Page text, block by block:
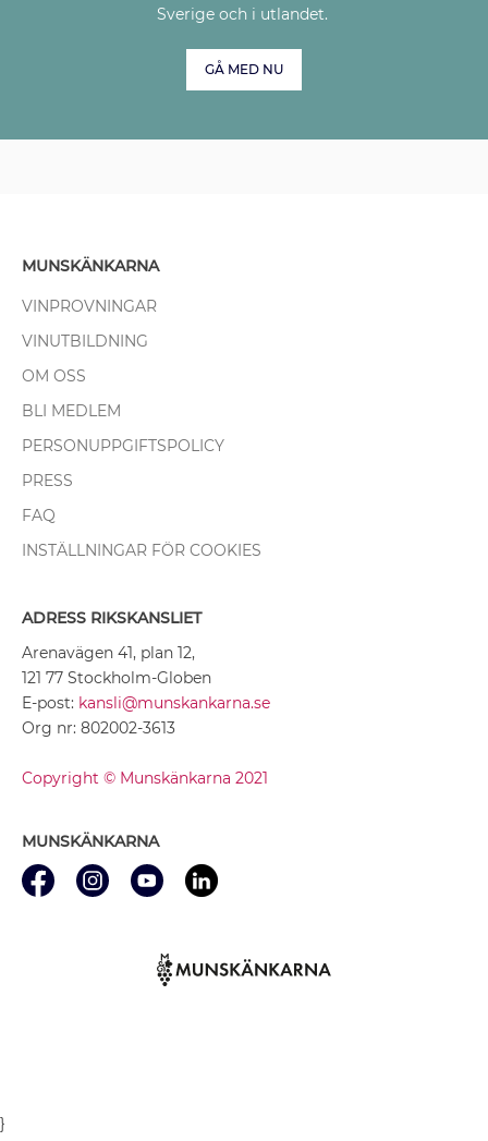
Sverige och i utlandet.
GÅ MED NU
MUNSKÄNKARNA
VINPROVNINGAR
VINUTBILDNING
OM OSS
BLI MEDLEM
PERSONUPPGIFTSPOLICY
PRESS
FAQ
INSTÄLLNINGAR FÖR COOKIES
ADRESS RIKSKANSLIET
Arenavägen 41, plan 12,
121 77 Stockholm-Globen
E-post: kansli@munskankarna.se
Org nr: 802002-3613
Copyright © Munskänkarna 2021
MUNSKÄNKARNA
}